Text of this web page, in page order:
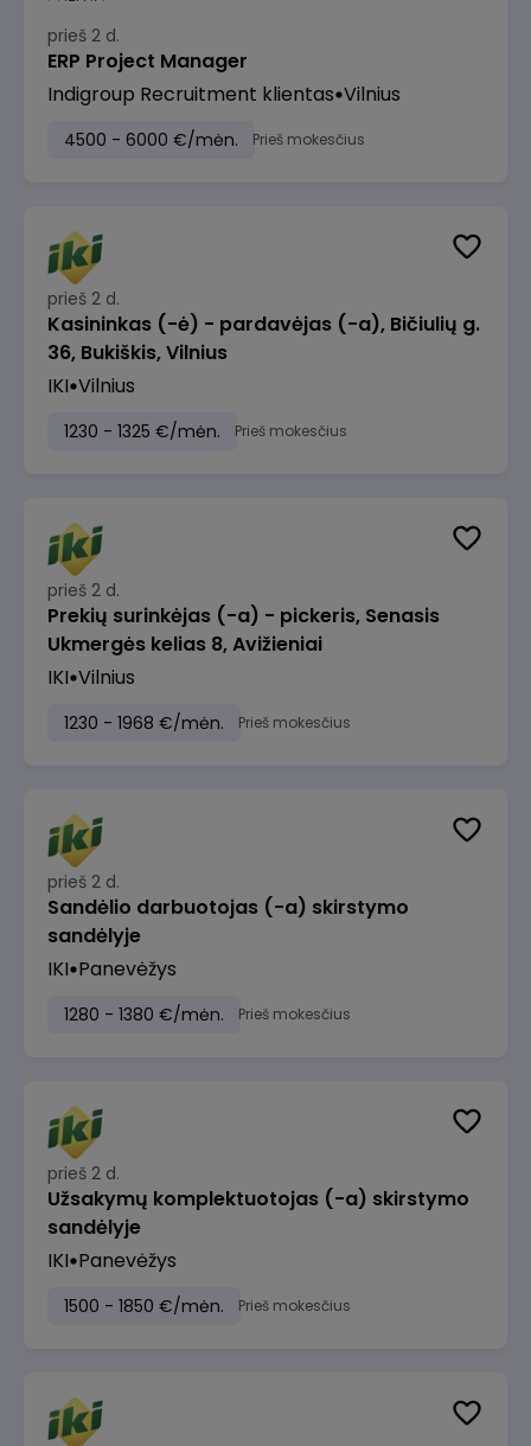
prieš 2 d.
ERP Project Manager
Indigroup Recruitment klientas Vilnius
4500 - 6000 €/mėn. Prieš mokesčius
prieš 2 d.
Kasininkas (-ė) - pardavėjas (-a), Bičiulių g.
36, Bukiškis, Vilnius
IKI Vilnius
1230 - 1325 €/mėn. Prieš mokesčius
prieš 2 d.
Prekių surinkėjas (-a) - pickeris, Senasis
Ukmergės kelias 8, Avižieniai
IKI Vilnius
1230 - 1968 €/mėn. Prieš mokesčius
prieš 2 d.
Sandėlio darbuotojas (-a) skirstymo
sandėlyje
IKI Panevėžys
1280 - 1380 €/mėn. Prieš mokesčius
prieš 2 d.
Užsakymų komplektuotojas (-a) skirstymo
sandėlyje
IKI Panevėžys
1500 - 1850 €/mėn. Prieš mokesčius